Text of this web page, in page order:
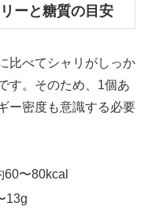
ーと糖質の目安
比べてシャリがしっか
す。そのため、1個あ
ー密度も意識する必要
60〜80kcal
13g